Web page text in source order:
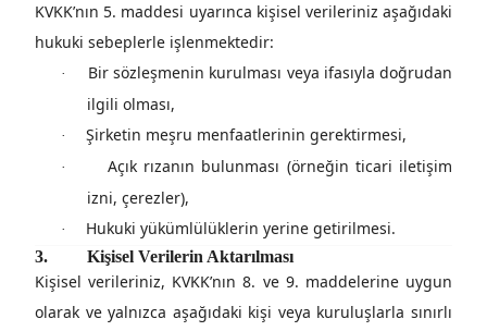
KVKK’nın 5. maddesi uyarınca kişisel verileriniz aşağıdaki
hukuki sebeplerle işlenmektedir:
·
Bir sözleşmenin kurulması veya ifasıyla doğrudan
ilgili olması,
· Şirketin meşru menfaatlerinin gerektirmesi,
·
Açık rızanın bulunması (örneğin ticari iletişim
izni, çerezler),
· Hukuki yükümlülüklerin yerine getirilmesi.
3. Kişisel Verilerin Aktarılması
Kişisel verileriniz, KVKK’nın 8. ve 9. maddelerine uygun
olarak ve yalnızca aşağıdaki kişi veya kuruluşlarla sınırlı